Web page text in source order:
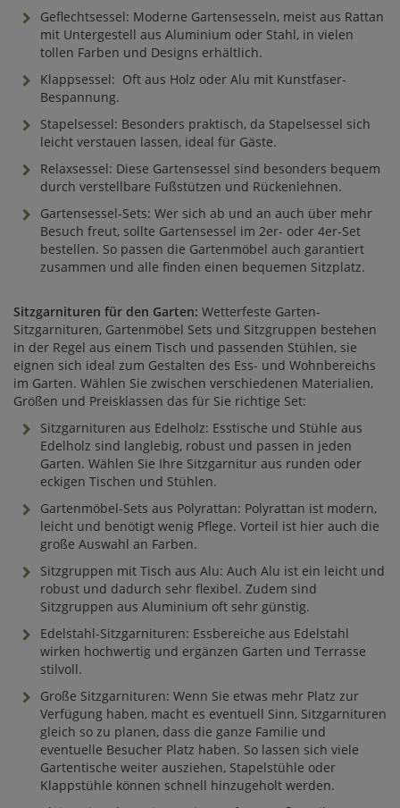
Geflechtsessel: Moderne Gartensesseln, meist aus Rattan
mit Untergestell aus Aluminium oder Stahl, in vielen
tollen Farben und Designs erhältlich.
Klappsessel: Oft aus Holz oder Alu mit Kunstfaser-
Bespannung.
Stapelsessel: Besonders praktisch, da Stapelsessel sich
leicht verstauen lassen, ideal für Gäste.
Relaxsessel: Diese Gartensessel sind besonders bequem
durch verstellbare Fußstützen und Rückenlehnen.
Gartensessel-Sets: Wer sich ab und an auch über mehr
Besuch freut, sollte Gartensessel im 2er- oder 4er-Set
bestellen. So passen die Gartenmöbel auch garantiert
zusammen und alle finden einen bequemen Sitzplatz.
Sitzgarnituren für den Garten: Wetterfeste Garten-
Sitzgarnituren, Gartenmöbel Sets und Sitzgruppen bestehen
in der Regel aus einem Tisch und passenden Stühlen, sie
eignen sich ideal zum Gestalten des Ess- und Wohnbereichs
im Garten. Wählen Sie zwischen verschiedenen Materialien,
Größen und Preisklassen das für Sie richtige Set:
Sitzgarnituren aus Edelholz: Esstische und Stühle aus
Edelholz sind langlebig, robust und passen in jeden
Garten. Wählen Sie Ihre Sitzgarnitur aus runden oder
eckigen Tischen und Stühlen.
Gartenmöbel-Sets aus Polyrattan: Polyrattan ist modern,
leicht und benötigt wenig Pflege. Vorteil ist hier auch die
große Auswahl an Farben.
Sitzgruppen mit Tisch aus Alu: Auch Alu ist ein leicht und
robust und dadurch sehr flexibel. Zudem sind
Sitzgruppen aus Aluminium oft sehr günstig.
Edelstahl-Sitzgarnituren: Essbereiche aus Edelstahl
wirken hochwertig und ergänzen Garten und Terrasse
stilvoll.
Große Sitzgarnituren: Wenn Sie etwas mehr Platz zur
Verfügung haben, macht es eventuell Sinn, Sitzgarnituren
gleich so zu planen, dass die ganze Familie und
eventuelle Besucher Platz haben. So lassen sich viele
Gartentische weiter ausziehen, Stapelstühle oder
Klappstühle können schnell hinzugeholt werden.